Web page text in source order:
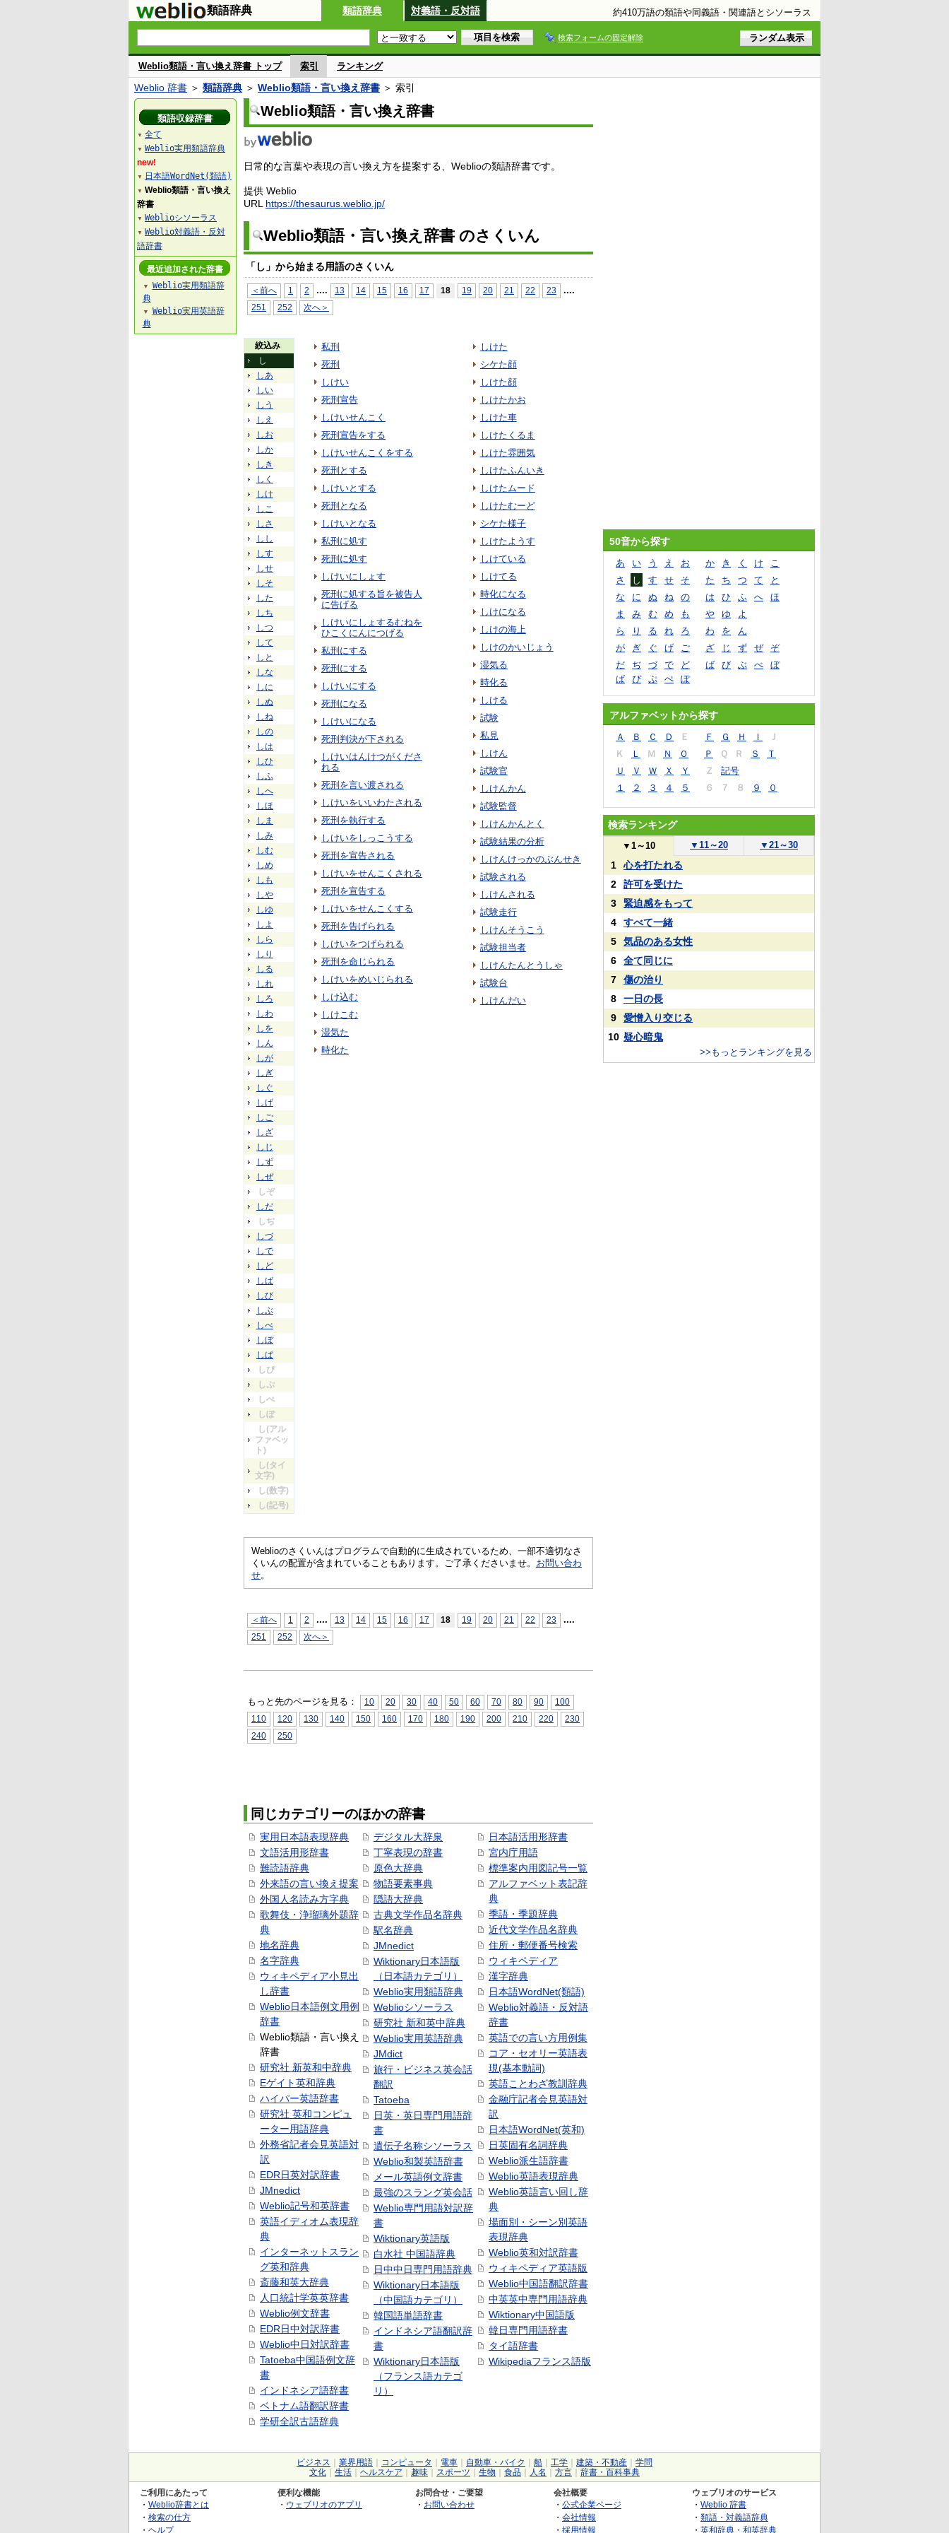
類語辞典 類語辞典 対義語・反対語 約410万語の類語や同義語・関連語とシソーラス
検索フォームの固定解除
Weblio類語・言い換え辞書 トップ 索引 ランキング
Weblio 辞書 ＞ 類語辞典 ＞ Weblio類語・言い換え辞書 ＞ 索引
Weblio類語・言い換え辞書
日常的な言葉や表現の言い換え方を提案する、Weblioの類語辞書です。
提供 Weblio
URL https://thesaurus.weblio.jp/
Weblio類語・言い換え辞書 のさくいん
「し」から始まる用語のさくいん
＜前へ 1 2 .... 13 14 15 16 17 18 19 20 21 22 23 ....
251 252 次へ＞
絞込み
し
しあ
しい
しう
しえ
しお
しか
しき
しく
しけ
しこ
しさ
しし
しす
しせ
しそ
した
しち
しつ
して
しと
しな
しに
しぬ
しね
しの
しは
しひ
しふ
しへ
しほ
しま
しみ
しむ
しめ
しも
しや
しゆ
しよ
しら
しり
しる
しれ
しろ
しわ
しを
しん
しが
しぎ
しぐ
しげ
しご
しざ
しじ
しず
しぜ
しぞ
しだ
しぢ
しづ
しで
しど
しば
しび
しぶ
しべ
しぼ
しぱ
しぴ
しぷ
しぺ
しぽ
し(アル
ファベッ
ト)
し(タイ
文字)
し(数字)
し(記号)
私刑
死刑
しけい
死刑宣告
しけいせんこく
死刑宣告をする
しけいせんこくをする
死刑とする
しけいとする
死刑となる
しけいとなる
私刑に処す
死刑に処す
しけいにしょす
死刑に処する旨を被告人
に告げる
しけいにしょするむねを
ひこくにんにつげる
私刑にする
死刑にする
しけいにする
死刑になる
しけいになる
死刑判決が下される
しけいはんけつがくださ
れる
死刑を言い渡される
しけいをいいわたされる
死刑を執行する
しけいをしっこうする
死刑を宣告される
しけいをせんこくされる
死刑を宣告する
しけいをせんこくする
死刑を告げられる
しけいをつげられる
死刑を命じられる
しけいをめいじられる
しけ込む
しけこむ
湿気た
時化た
しけた
シケた顔
しけた顔
しけたかお
しけた車
しけたくるま
しけた雰囲気
しけたふんいき
しけたムード
しけたむーど
シケた様子
しけたようす
しけている
しけてる
時化になる
しけになる
しけの海上
しけのかいじょう
湿気る
時化る
しける
試験
私見
しけん
試験官
しけんかん
試験監督
しけんかんとく
試験結果の分析
しけんけっかのぶんせき
試験される
しけんされる
試験走行
しけんそうこう
試験担当者
しけんたんとうしゃ
試験台
しけんだい
Weblioのさくいんはプログラムで自動的に生成されているため、一部不適切なさ
くいんの配置が含まれていることもあります。ご了承くださいませ。 お問い合わ
せ。
＜前へ 1 2 .... 13 14 15 16 17 18 19 20 21 22 23 ....
251 252 次へ＞
もっと先のページを見る： 10 20 30 40 50 60 70 80 90
100
110
120 130 140 150 160 170 180 190 200 210 220
230
240
250
同じカテゴリーのほかの辞書
実用日本語表現辞典
文語活用形辞書
難読語辞典
外来語の言い換え提案
外国人名読み方字典
歌舞伎・浄瑠璃外題辞
典
地名辞典
名字辞典
ウィキペディア小見出
し辞書
Weblio日本語例文用例
辞書
Weblio類語・言い換え
辞書
研究社 新英和中辞典
Eゲイト英和辞典
ハイパー英語辞書
研究社 英和コンピュ
ーター用語辞典
外務省記者会見英語対
訳
EDR日英対訳辞書
JMnedict
Weblio記号和英辞書
英語イディオム表現辞
典
インターネットスラン
グ英和辞典
斎藤和英大辞典
人口統計学英英辞書
Weblio例文辞書
EDR日中対訳辞書
Weblio中日対訳辞書
Tatoeba中国語例文辞
書
インドネシア語辞書
ベトナム語翻訳辞書
学研全訳古語辞典
デジタル大辞泉
丁寧表現の辞書
原色大辞典
物語要素事典
隠語大辞典
古典文学作品名辞典
駅名辞典
JMnedict
Wiktionary日本語版
（日本語カテゴリ）
Weblio実用類語辞典
Weblioシソーラス
研究社 新和英中辞典
Weblio実用英語辞典
JMdict
旅行・ビジネス英会話
翻訳
Tatoeba
日英・英日専門用語辞
書
遺伝子名称シソーラス
Weblio和製英語辞書
メール英語例文辞書
最強のスラング英会話
Weblio専門用語対訳辞
書
Wiktionary英語版
白水社 中国語辞典
日中中日専門用語辞典
Wiktionary日本語版
（中国語カテゴリ）
韓国語単語辞書
インドネシア語翻訳辞
書
Wiktionary日本語版
（フランス語カテゴ
リ）
日本語活用形辞書
宮内庁用語
標準案内用図記号一覧
アルファベット表記辞
典
季語・季題辞典
近代文学作品名辞典
住所・郵便番号検索
ウィキペディア
漢字辞典
日本語WordNet(類語)
Weblio対義語・反対語
辞書
英語での言い方用例集
コア・セオリー英語表
現(基本動詞)
英語ことわざ教訓辞典
金融庁記者会見英語対
訳
日本語WordNet(英和)
日英固有名詞辞典
Weblio派生語辞書
Weblio英語表現辞典
Weblio英語言い回し辞
典
場面別・シーン別英語
表現辞典
Weblio英和対訳辞書
ウィキペディア英語版
Weblio中国語翻訳辞書
中英英中専門用語辞典
Wiktionary中国語版
韓日専門用語辞書
タイ語辞書
Wikipediaフランス語版
類語収録辞書
▼ 全て
▼ Weblio実用類語辞典
new!
▼ 日本語WordNet(類語)
▼ Weblio類語・言い換え
辞書
▼ Weblioシソーラス
▼ Weblio対義語・反対
語辞書
最近追加された辞書
▼
Weblio実用類語辞
典
▼
Weblio実用英語辞
典
50音から探す
あ い う え お か き く け
こ
さ
し す せ そ た ち つ て
と
な
に ぬ ね の は ひ ふ へ
ほ
ま
み む め も や ゆ
よ
ら
り る れ ろ わ を
ん
が
ぎ ぐ げ ご ざ じ ず ぜ
ぞ
だ
ぢ づ で ど ば び ぶ べ
ぼ
ぱ
ぴ ぷ ぺ ぽ
アルファベットから探す
Ａ Ｂ Ｃ Ｄ Ｅ Ｆ Ｇ Ｈ Ｉ
Ｊ
Ｋ
Ｌ Ｍ Ｎ Ｏ Ｐ Ｑ Ｒ Ｓ
Ｔ
Ｕ
Ｖ Ｗ Ｘ Ｙ Ｚ
記号
１
２ ３ ４ ５ ６ ７ ８ ９ ０
検索ランキング
▼ 1～10 ▼ 11～20 ▼ 21～30
1
心を打たれる
2
許可を受けた
3
緊迫感をもって
4
すべて一緒
5
気品のある女性
6
全て同じに
7
傷の治り
8
一日の長
9
愛憎入り交じる
10 疑心暗鬼
>>もっとランキングを見る
ビジネス 業界用語 コンピュータ 電車 自動車・バイク 船 工学 建築・不動産
学問
文化
生活 ヘルスケア 趣味 スポーツ 生物 食品 人名 方言 辞書・百科事典
ご利用にあたって
・ Weblio辞書とは
・ 検索の仕方
・ ヘルプ
便利な機能
・ ウェブリオのアプリ
お問合せ・ご要望
・ お問い合わせ
会社概要
・ 公式企業ページ
・ 会社情報
・ 採用情報
ウェブリオのサービス
・ Weblio 辞書
・ 類語・対義語辞典
・ 英和辞典・和英辞典